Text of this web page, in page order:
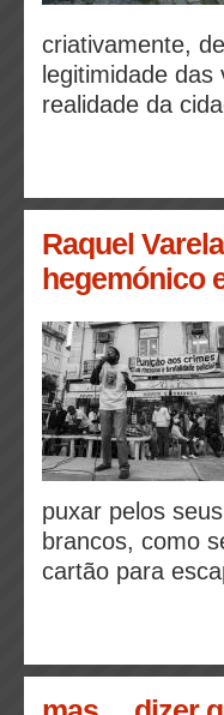
criativamente,
legitimidade
realidade da
Raquel
hegemónico
puxar pelos
brancos, como
cartão para